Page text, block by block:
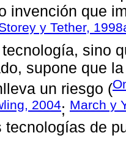
invención que
y Tether,
sino
supone que
un riesgo (
2004; March y
tecnologías de